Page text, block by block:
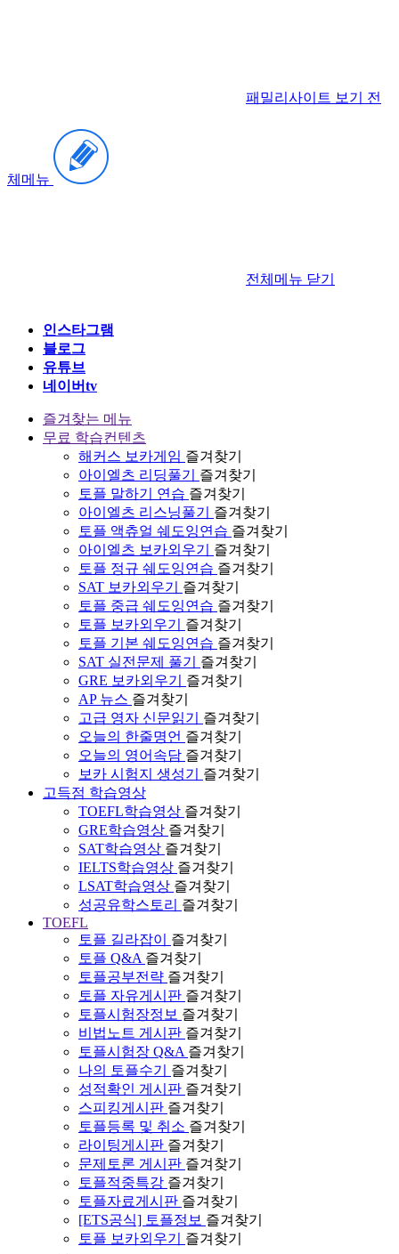
패밀리사이트 보기 전
체메뉴
전체메뉴 닫기
인스타그램
블로그
유튜브
네이버tv
즐겨찾는 메뉴
무료 학습컨텐츠
해커스 보카게임 즐겨찾기
아이엘츠 리딩풀기
즐겨찾기
토플 말하기 연습 즐겨찾기
아이엘츠 리스닝풀기
즐겨찾기
토플 액츄얼 쉐도잉연습 즐겨찾기
아이엘츠 보카외우기
즐겨찾기
토플 정규 쉐도잉연습 즐겨찾기
SAT 보카외우기
즐겨찾기
토플 중급 쉐도잉연습 즐겨찾기
토플 보카외우기
즐겨찾기
토플 기본 쉐도잉연습 즐겨찾기
SAT 실전문제 풀기
즐겨찾기
GRE 보카외우기
즐겨찾기
AP 뉴스 즐겨찾기
고급 영자 신문읽기
즐겨찾기
오늘의 한줄명언 즐겨찾기
오늘의 영어속담 즐겨찾기
보카 시험지 생성기
즐겨찾기
고득점 학습영상
TOEFL학습영상 즐겨찾기
GRE학습영상 즐겨찾기
SAT학습영상 즐겨찾기
IELTS학습영상 즐겨찾기
LSAT학습영상 즐겨찾기
성공유학스토리 즐겨찾기
TOEFL
토플 길라잡이
즐겨찾기
토플 Q&A 즐겨찾기
토플공부전략 즐겨찾기
토플 자유게시판 즐겨찾기
토플시험장정보 즐겨찾기
비법노트 게시판 즐겨찾기
토플시험장 Q&A 즐겨찾기
나의 토플수기
즐겨찾기
성적확인 게시판 즐겨찾기
스피킹게시판 즐겨찾기
토플등록 및 취소 즐겨찾기
라이팅게시판 즐겨찾기
문제토론 게시판 즐겨찾기
토플적중특강 즐겨찾기
토플자료게시판 즐겨찾기
[ETS공식] 토플정보 즐겨찾기
토플 보카외우기
즐겨찾기